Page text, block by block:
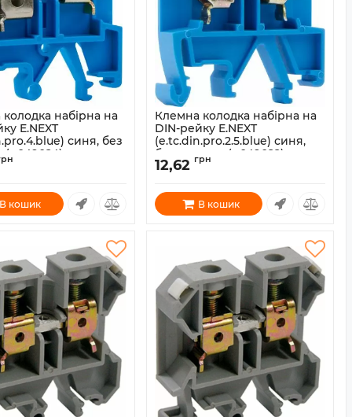
набірна на
E.NEXT
синя, без
(p049024)
В кошик
Клемна колодка набірна на
DIN-рейку E.NEXT
(e.tc.din.pro.2.5.blue) синя,
без кришки (p049022)
Артикул:
12,62 грн
В кошик